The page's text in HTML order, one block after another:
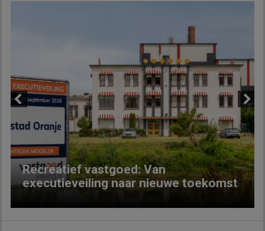
Recreatief vastgoed: Van
executieveiling naar nieuwe toekomst
Next